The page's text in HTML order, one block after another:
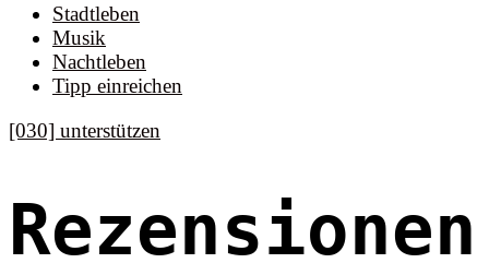
Stadtleben
Musik
Nachtleben
Tipp einreichen
[030] unterstützen
Rezensionen